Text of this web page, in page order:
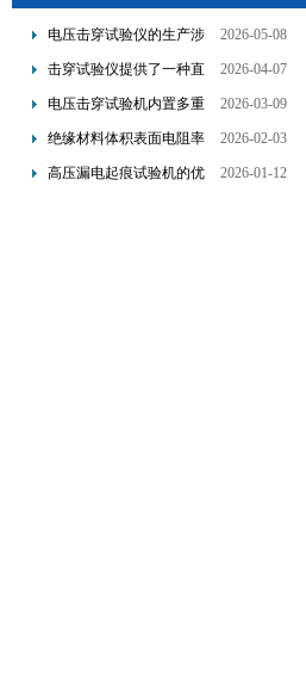
电压击穿试验仪的生产涉
及了多个技术领域的整合
2026-05-08
击穿试验仪提供了一种直
观且量化的评估手段
2026-04-07
电压击穿试验机内置多重
保护机制可避免操作风险
2026-03-09
绝缘材料体积表面电阻率
测试仪是基于欧姆定律设
2026-02-03
高压漏电起痕试验机的优
2026-01-12